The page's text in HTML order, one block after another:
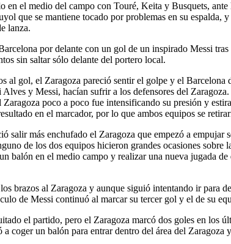
en el medio del campo con Touré, Keita y Busquets,
que se mantiene tocado por problemas en su
lanza.
por delante con un gol de un inspirado Messi
sin saltar sólo delante del portero local.
al gol, el Zaragoza pareció sentir el golpe y el
y Messi, hacían sufrir a los defensores del
poco a poco fue intensificando su presión y
en el marcador, por lo que ambos equipos se
salir más enchufado el Zaragoza que empezó a
de los dos equipos hicieron grandes ocasiones
balón en el medio campo y realizar una nueva jugada
brazos al Zaragoza y aunque siguió intentando ir para
de Messi continuó al marcar su tercer gol y el de su
el partido, pero el Zaragoza marcó dos goles en los
coger un balón para entrar dentro del área del